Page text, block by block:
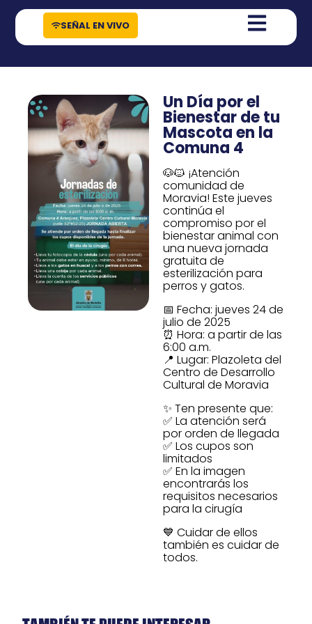
contenido
SEÑAL EN VIVO
Un Día por el
Bienestar de tu
Mascota en la
Comuna 4
🐶🐱 ¡Atención
comunidad de
Moravia! Este jueves
continúa el
compromiso por el
bienestar animal con
una nueva jornada
gratuita de
esterilización para
perros y gatos.
📅 Fecha: jueves 24 de
julio de 2025
⏰ Hora: a partir de las
6:00 a.m.
📍 Lugar: Plazoleta del
Centro de Desarrollo
Cultural de Moravia
✨ Ten presente que:
✅ La atención será
por orden de llegada
✅ Los cupos son
limitados
✅ En la imagen
encontrarás los
requisitos necesarios
para la cirugía
💙 Cuidar de ellos
también es cuidar de
todos.